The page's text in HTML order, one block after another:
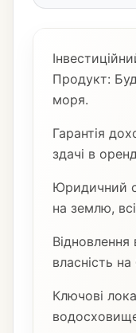
Продукт:
моря.
Гарантія
здачі в
Юридичний
на землю,
Відновлення
власність
Ключові